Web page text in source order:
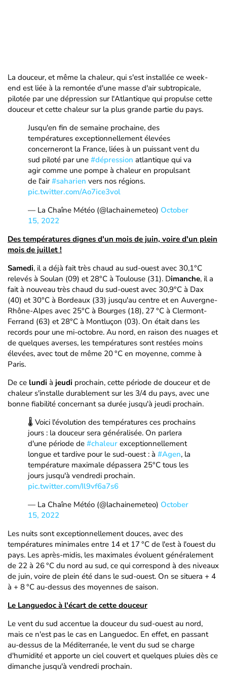
La douceur, et même la chaleur, qui s'est installée ce week-
end est liée à la remontée d'une masse d'air subtropicale,
pilotée par une dépression sur l'Atlantique qui propulse cette
douceur et cette chaleur sur la plus grande partie du pays.
Jusqu'en fin de semaine prochaine, des
températures exceptionnellement élevées
concerneront la France, liées à un puissant vent du
sud piloté par une #dépression atlantique qui va
agir comme une pompe à chaleur en propulsant
de l'air#saharien vers nos régions.
pic.twitter.com/Ao7ice3vol
— La Chaîne Météo (@lachainemeteo) October
15, 2022
Des températures dignes d'un mois de juin, voire d'un plein
mois de juillet !
Samedi, il a déjà fait très chaud au sud-ouest avec 30,1°C
relevés à Soulan (09) et 28°C à Toulouse (31). Dimanche, il a
fait à nouveau très chaud du sud-ouest avec 30,9°C à Dax
(40) et 30°C à Bordeaux (33) jusqu'au centre et en Auvergne-
Rhône-Alpes avec 25°C à Bourges (18), 27 °C à Clermont-
Ferrand (63) et 28°C à Montluçon (03). On était dans les
records pour une mi-octobre. Au nord, en raison des nuages et
de quelques averses, les températures sont restées moins
élevées, avec tout de même 20 °C en moyenne, comme à
Paris.
De ce lundi à jeudi prochain, cette période de douceur et de
chaleur s'installe durablement sur les 3/4 du pays, avec une
bonne fiabilité concernant sa durée jusqu'à jeudi prochain.
🌡️ Voici l'évolution des températures ces prochains
jours : la douceur sera généralisée. On parlera
d'une période de #chaleur exceptionnellement
longue et tardive pour le sud-ouest : à #Agen, la
température maximale dépassera 25°C tous les
jours jusqu'à vendredi prochain.
pic.twitter.com/Il9vf6a7s6
— La Chaîne Météo (@lachainemeteo) October
15, 2022
Les nuits sont exceptionnellement douces, avec des
températures minimales entre 14 et 17 °C de l'est à l'ouest du
pays. Les après-midis, les maximales évoluent généralement
de 22 à 26 °C du nord au sud, ce qui correspond à des niveaux
de juin, voire de plein été dans le sud-ouest. On se situera + 4
à + 8 °C au-dessus des moyennes de saison.
Le Languedoc à l'écart de cette douceur
Le vent du sud accentue la douceur du sud-ouest au nord,
mais ce n'est pas le cas en Languedoc. En effet, en passant
au-dessus de la Méditerranée, le vent du sud se charge
d'humidité et apporte un ciel couvert et quelques pluies dès ce
dimanche jusqu'à vendredi prochain.